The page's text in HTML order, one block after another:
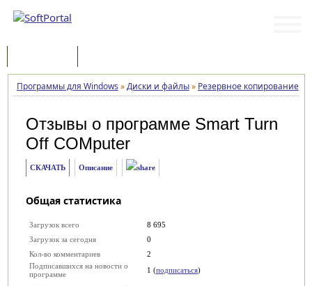
Программы для Windows »Диски и файлы» Резервное копирование
Отзывы о программе Smart Turn
Off COMputer
СКАЧАТЬ Описание
Общая статистика
Загрузок всего
8 695
Загрузок за сегодня
0
Кол-во комментариев
2
Подписавшихся на новости о
программе
1 (подписаться)